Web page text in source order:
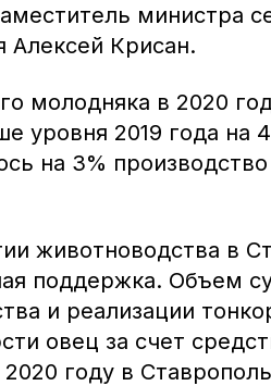
министра
Алексей Крисан.
молодняка в 2020
уровня 2019 года на
на 3%
животноводства в
поддержка. Объем
и реализации
овец за счет
году в